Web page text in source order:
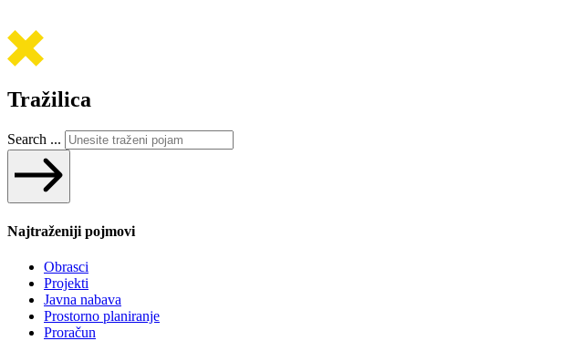
Tražilica
Search ...
Najtraženiji pojmovi
Obrasci
Projekti
Javna nabava
Prostorno planiranje
Proračun